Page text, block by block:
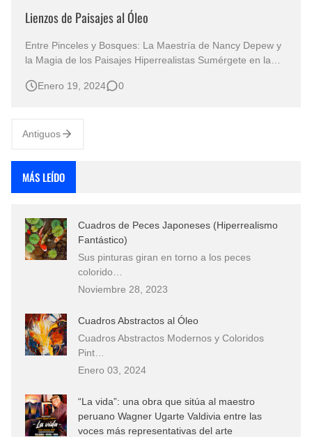
Lienzos de Paisajes al Óleo
Entre Pinceles y Bosques: La Maestría de Nancy Depew y
la Magia de los Paisajes Hiperrealistas Sumérgete en la
Depew y Otros Maestros del Realismo En el vasto lienzo
Enero 19, 2024 0
Antiguos
MÁS LEÍDO
Cuadros de Peces Japoneses (Hiperrealismo
Fantástico)
Sus pinturas giran en torno a los peces
colorido…
Noviembre 28, 2023
Cuadros Abstractos al Óleo
Cuadros Abstractos Modernos y Coloridos
Pint…
Enero 03, 2024
“La vida”: una obra que sitúa al maestro
peruano Wagner Ugarte Valdivia entre las
voces más representativas del arte